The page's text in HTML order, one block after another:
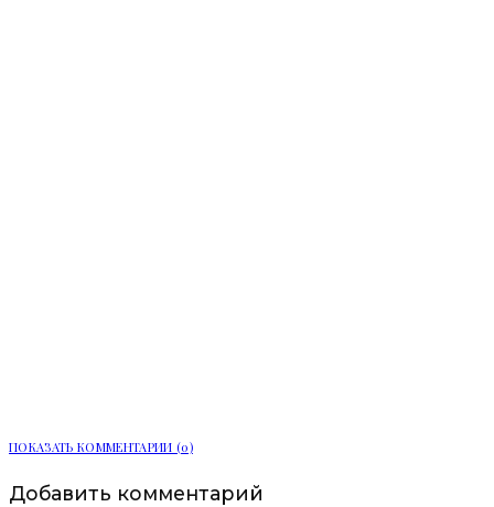
ПОКАЗАТЬ КОММЕНТАРИИ (0)
Добавить комментарий